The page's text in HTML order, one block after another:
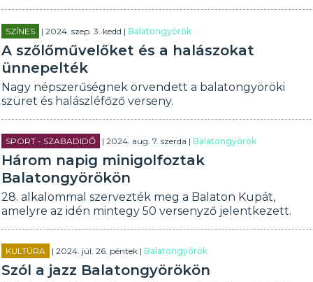
SZÍNES | 2024. szep. 3. kedd |Balatongyörök
A szőlőművelőket és a halászokat
ünnepelték
Nagy népszerűségnek örvendett a balatongyöröki
szüret és halászléfőző verseny.
SPORT - SZABADIDŐ | 2024. aug. 7. szerda |Balatongyörök
Három napig minigolfoztak
Balatongyörökön
28. alkalommal szervezték meg a Balaton Kupát,
amelyre az idén mintegy 50 versenyző jelentkezett.
KULTÚRA | 2024. júl. 26. péntek |Balatongyörök
Szól a jazz Balatongyörökön